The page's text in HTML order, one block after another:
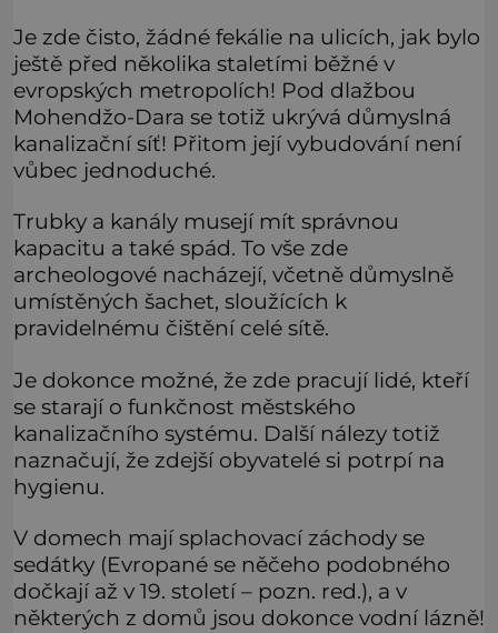
Je zde čisto, žádné fekálie na ulicích, jak bylo
ještě před několika staletími běžné v
evropských metropolích! Pod dlažbou
Mohendžo-Dara se totiž ukrývá důmyslná
kanalizační síť! Přitom její vybudování není
vůbec jednoduché.
Trubky a kanály musejí mít správnou
kapacitu a také spád. To vše zde
archeologové nacházejí, včetně důmyslně
umístěných šachet, sloužících k
pravidelnému čištění celé sítě.
Je dokonce možné, že zde pracují lidé, kteří
se starají o funkčnost městského
kanalizačního systému. Další nálezy totiž
naznačují, že zdejší obyvatelé si potrpí na
hygienu.
V domech mají splachovací záchody se
sedátky (Evropané se něčeho podobného
dočkají až v 19. století – pozn. red.), a v
některých z domů jsou dokonce vodní lázně!